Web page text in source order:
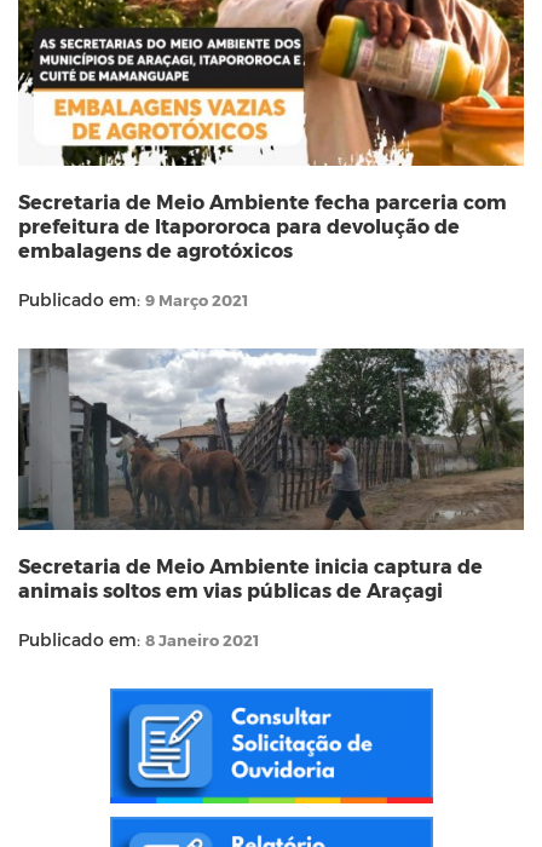
Secretaria de Meio Ambiente fecha parceria com
prefeitura de Itapororoca para devolução de
embalagens de agrotóxicos
Publicado em: 9 Março 2021
Secretaria de Meio Ambiente inicia captura de
animais soltos em vias públicas de Araçagi
Publicado em: 8 Janeiro 2021